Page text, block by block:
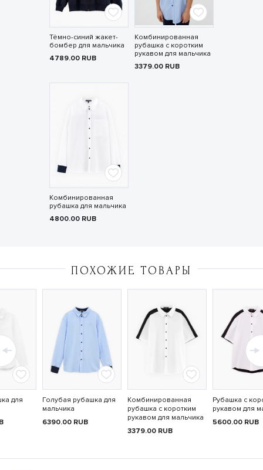
Тёмно-синий жакет-
бомбер для мальчика
4789.00 RUB
Комбинированная
рубашка с коротким
рукавом для мальчика
3379.00 RUB
Комбинированная
рубашка для мальчика
4800.00 RUB
ПОХОЖИЕ ТОВАРЫ
для
Голубая рубашка для
мальчика
6390.00 RUB
Комбинированная
рубашка с коротким
рукавом для мальчика
3379.00 RUB
Рубашка с
рукавом для
5600.00 RUB